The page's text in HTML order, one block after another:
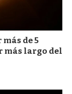
de 5
más largo del